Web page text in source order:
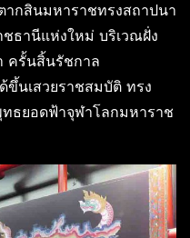
ากสินมหาราชทรงสถาปนา
ธานีแห่งใหม่ บริเวณฝั่ง
ครั้นสิ้นรัชกาล
ขึ้นเสวยราชสมบัติ ทรง
ธยอดฟ้าจุฬาโลกมหาราช